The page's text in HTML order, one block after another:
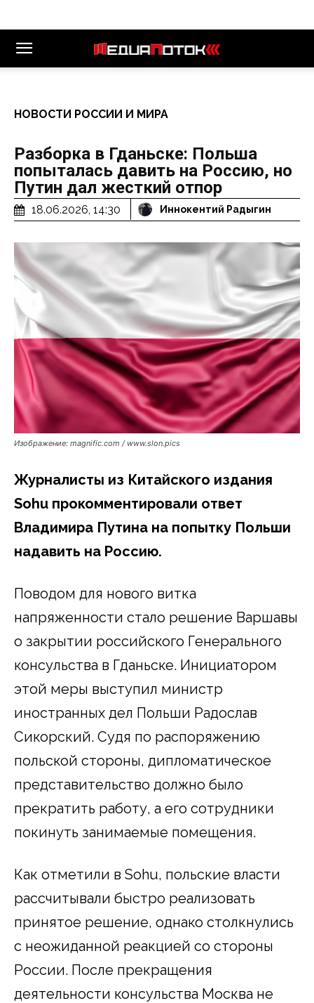
НОВОСТИ РОССИИ И МИРА
Разборка в Гданьске: Польша
попыталась давить на Россию, но
Путин дал жесткий отпор
18.06.2026, 14:30 Иннокентий Радыгин
Изображение: magnific.com / www.slon.pics
Журналисты из Китайского издания
Sohu прокомментировали ответ
Владимира Путина на попытку Польши
надавить на Россию.
Поводом для нового витка
напряженности стало решение Варшавы
о закрытии российского Генерального
консульства в Гданьске. Инициатором
этой меры выступил министр
иностранных дел Польши Радослав
Сикорский. Судя по распоряжению
польской стороны, дипломатическое
представительство должно было
прекратить работу, а его сотрудники
покинуть занимаемые помещения.
Как отметили в Sohu, польские власти
рассчитывали быстро реализовать
принятое решение, однако столкнулись
с неожиданной реакцией со стороны
России. После прекращения
деятельности консульства Москва не